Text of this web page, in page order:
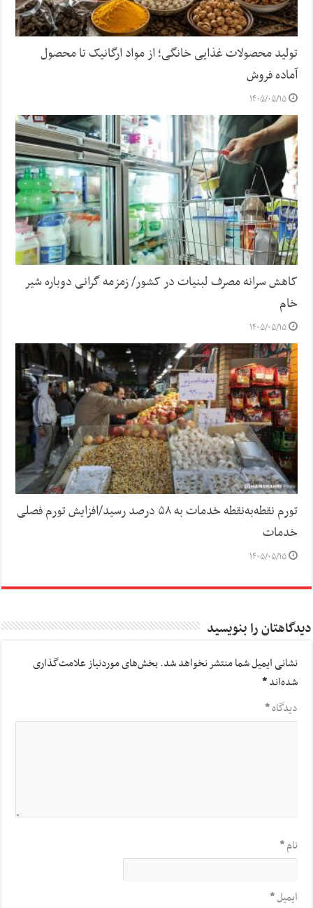
تولید محصولات غذایی خانگی؛ از مواد ارگانیک تا محصول
آماده فروش
۱۴۰۵/۰۵/۱۵
کاهش سرانه مصرف لبنیات در کشور/ زمزمه گرانی دوباره شیر
خام
۱۴۰۵/۰۵/۱۵
تورم نقطه‌به‌نقطه خدمات به ۵۸ درصد رسید/افزایش تورم فصلی
خدمات
۱۴۰۵/۰۵/۱۵
دیدگاهتان را بنویسید
نشانی ایمیل شما منتشر نخواهد شد.بخش‌های موردنیاز علامت‌گذاری
شده‌اند*
دیدگاه*
نام*
ایمیل*